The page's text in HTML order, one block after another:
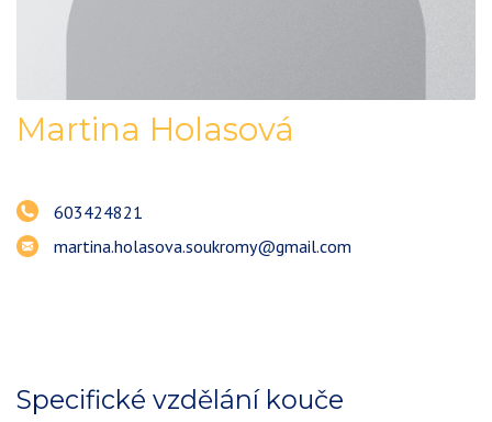
Martina Holasová
603424821
martina.holasova.soukromy@gmail.com
Specifické vzdělání kouče